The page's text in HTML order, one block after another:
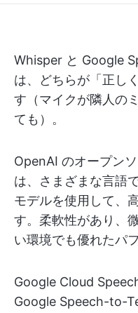
Whisper と Google
は、どちらが「正し
す（マイクが隣人の
ても）。
OpenAI のオープン
は、さまざまな言語
モデルを使用して、
す。柔軟性があり、
い環境でも優れたパ
Google Cloud
Google Speech-to-